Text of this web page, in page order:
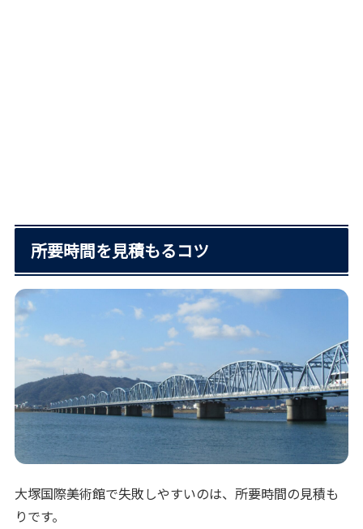
所要時間を見積もるコツ
大塚国際美術館で失敗しやすいのは、所要時間の見積も
りです。